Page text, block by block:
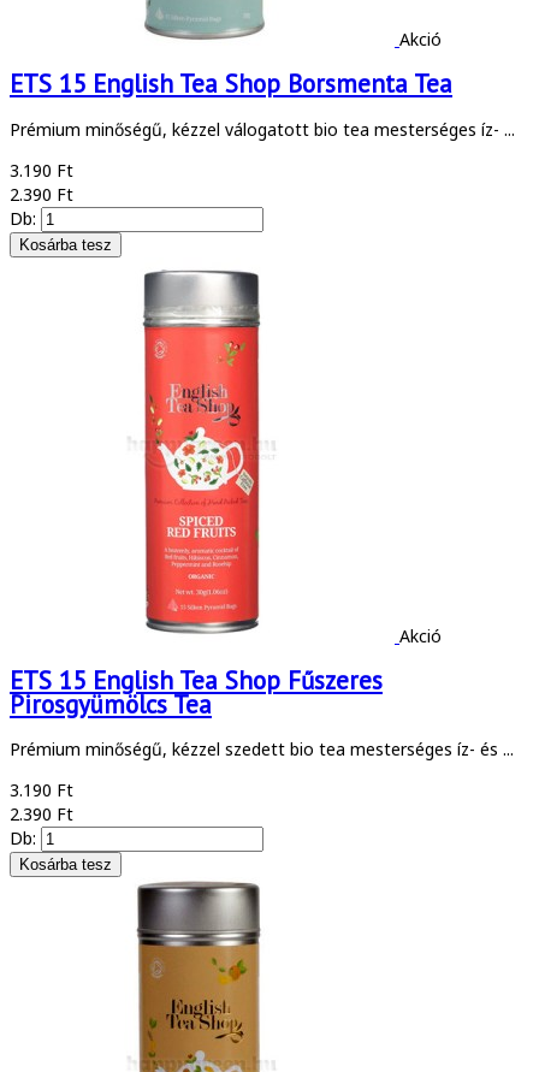
Akció
ETS 15 English Tea Shop Borsmenta Tea
Prémium minőségű, kézzel válogatott bio tea mesterséges íz- ...
3.190 Ft
2.390 Ft
Db:
Akció
ETS 15 English Tea Shop Fűszeres
Pirosgyümölcs Tea
Prémium minőségű, kézzel szedett bio tea mesterséges íz- és ...
3.190 Ft
2.390 Ft
Db: